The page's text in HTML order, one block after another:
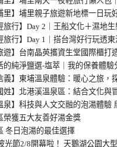
里】埔里親子旅遊新地標一日
旅行】Day 2｜王船文化＋濕地
旅行】Day 1｜搭台灣好行玩透
遊】台南晶英攜資生堂國際櫃
的純淨鹽選-塩萃｜我的保養體驗
義】東埔溫泉體驗：暖心之旅，
姓】北港溪溫泉區：結合文化與
泉】科技與人文交融的泡湯體
榮獲五大友善好湯金獎
冬日泡湯的最佳選擇
光節2/8開幕啦！ 天鵝湖公園大